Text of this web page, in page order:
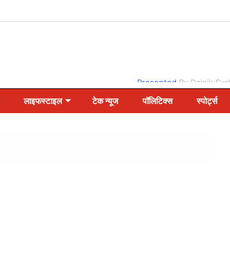
Presented By Dainik
लाइफस्टाइल टेक न्यूज पॉलिटिक्स स्पोर्ट्स